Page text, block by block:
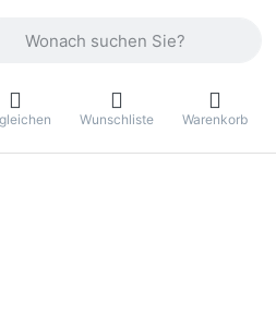
Wunschliste Warenkorb